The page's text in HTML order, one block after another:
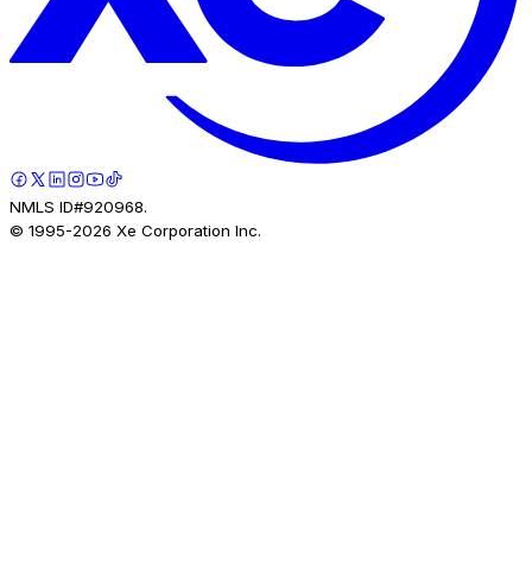
NMLS ID#920968.
© 1995-2026 Xe Corporation Inc.